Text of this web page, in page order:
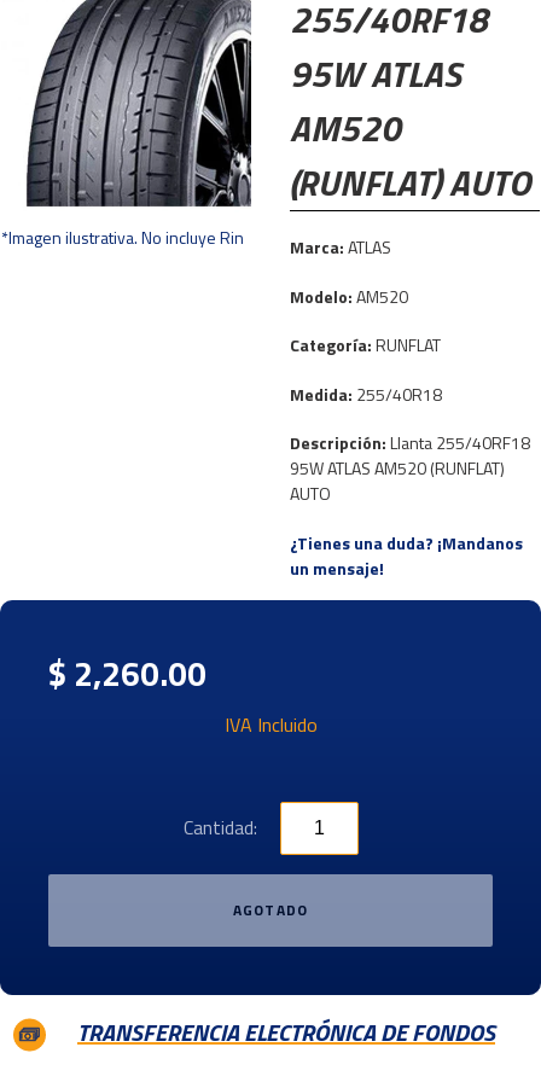
*Imagen ilustrativa. No incluye Rin
255/40RF18
95W ATLAS
AM520
(RUNFLAT) AUTO
Marca:ATLAS
Modelo:AM520
Categoría:RUNFLAT
Medida: 255/40R18
Descripción:Llanta 255/40RF18
95W ATLAS AM520 (RUNFLAT)
AUTO
¿Tienes una duda? ¡Mandanos
un mensaje!
$ 2,260.00
IVA Incluido
Cantidad:
AGOTADO
TRANSFERENCIA ELECTRÓNICA DE FONDOS